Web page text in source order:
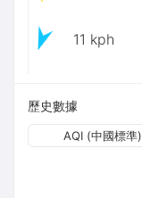
11 kph
歷史數據
AQI (中國標準)